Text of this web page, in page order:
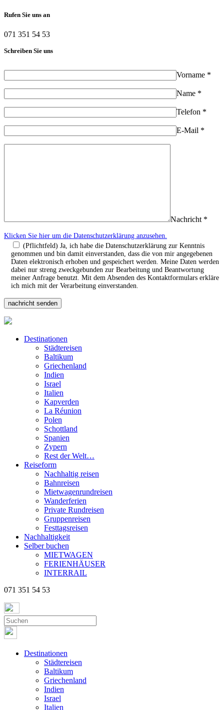
Rufen Sie uns an
071 351 54 53
Schreiben Sie uns
Vorname *
Name *
Telefon *
E-Mail *
Nachricht *
Klicken Sie hier um die Datenschutzerklärung anzusehen.
(Pflichtfeld) Ja, ich habe die Datenschutzerklärung zur Kenntnis
genommen und bin damit einverstanden, dass die von mir angegebenen
Daten elektronisch erhoben und gespeichert werden. Meine Daten werden
dabei nur streng zweckgebunden zur Bearbeitung und Beantwortung
meiner Anfrage benutzt. Mit dem Absenden des Kontaktformulars erkläre
ich mich mit der Verarbeitung einverstanden.
Destinationen
Städtereisen
Baltikum
Griechenland
Indien
Israel
Italien
Kapverden
La Réunion
Polen
Schottland
Spanien
Zypern
Rest der Welt…
Reiseform
Nachhaltig reisen
Bahnreisen
Mietwagenrundreisen
Wanderferien
Private Rundreisen
Gruppenreisen
Festtagsreisen
Nachhaltigkeit
Selber buchen
MIETWAGEN
FERIENHÄUSER
INTERRAIL
071 351 54 53
Destinationen
Städtereisen
Baltikum
Griechenland
Indien
Israel
Italien